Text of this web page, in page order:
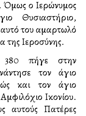
Όμως ο Ιερώνυμος
Θυσιαστήριο,
του αμαρτωλό
της Ιεροσύνης.
πήγε στην
τον άγιο
και τον άγιο
Ικονίου.
αυτούς Πατέρες